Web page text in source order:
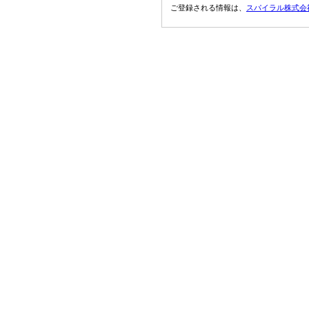
ご登録される情報は、 スパイラル株式会